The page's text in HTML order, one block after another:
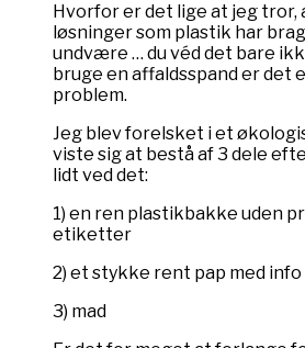
Hvorfor er det lige at jeg tror,
løsninger som plastik har
undvære … du véd det bare
bruge en affaldsspand er det
problem.
Jeg blev forelsket i et
viste sig at bestå af 3 dele
lidt ved det:
1) en ren plastikbakke uden
etiketter
2) et stykke rent pap med info
3) mad